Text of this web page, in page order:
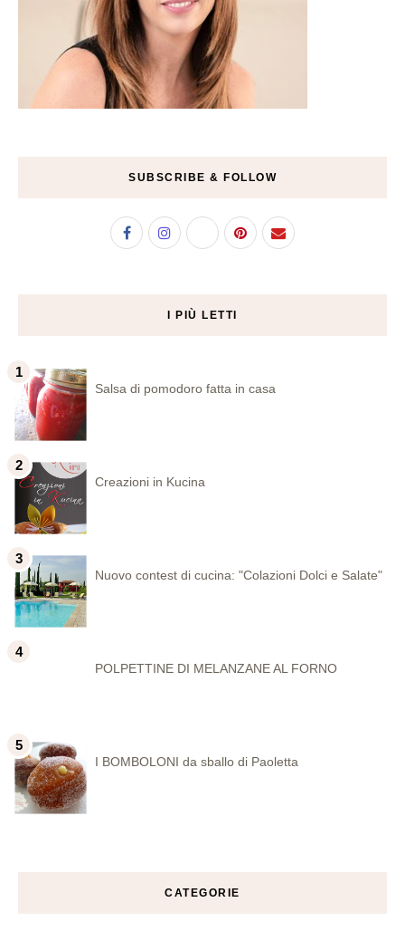
SUBSCRIBE & FOLLOW
I PIÙ LETTI
Salsa di pomodoro fatta in casa
Creazioni in Kucina
Nuovo contest di cucina: "Colazioni Dolci e Salate"
POLPETTINE DI MELANZANE AL FORNO
I BOMBOLONI da sballo di Paoletta
CATEGORIE